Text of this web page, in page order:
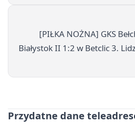
[PIŁKA NOŻNA] GKS
Białystok II 1:2 w Betclic 3.
Przydatne dane